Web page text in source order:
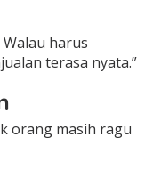
harus
terasa nyata.”
orang masih ragu